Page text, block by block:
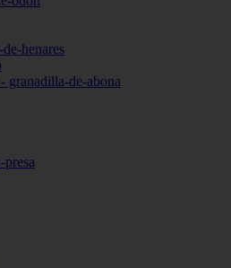
henares
granadilla-de-abona